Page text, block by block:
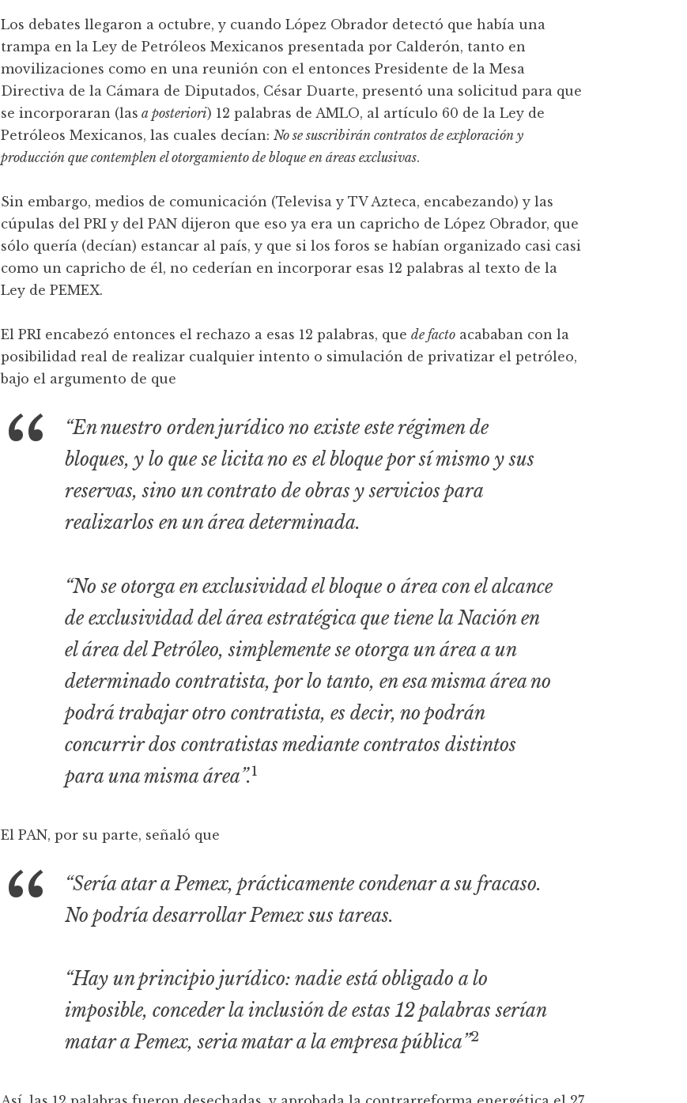
Los debates llegaron a octubre, y cuando López Obrador detectó que había una
trampa en la Ley de Petróleos Mexicanos presentada por Calderón, tanto en
movilizaciones como en una reunión con el entonces Presidente de la Mesa
Directiva de la Cámara de Diputados, César Duarte, presentó una solicitud para que
se incorporaran (las a posteriori) 12 palabras de AMLO, al artículo 60 de la Ley de
Petróleos Mexicanos, las cuales decían:No se suscribirán contratos de exploración y
producción que contemplen el otorgamiento de bloque en áreas exclusivas.
Sin embargo, medios de comunicación (Televisa y TV Azteca, encabezando) y las
cúpulas del PRI y del PAN dijeron que eso ya era un capricho de López Obrador, que
sólo quería (decían) estancar al país, y que si los foros se habían organizado casi casi
como un capricho de él, no cederían en incorporar esas 12 palabras al texto de la
Ley de PEMEX.
El PRI encabezó entonces el rechazo a esas 12 palabras, quede facto acababan con la
posibilidad real de realizar cualquier intento o simulación de privatizar el petróleo,
bajo el argumento de que
“En nuestro orden jurídico no existe este régimen de
bloques, y lo que se licita no es el bloque por sí mismo y sus
reservas, sino un contrato de obras y servicios para
realizarlos en un área determinada.
“No se otorga en exclusividad el bloque o área con el alcance
de exclusividad del área estratégica que tiene la Nación en
el área del Petróleo, simplemente se otorga un área a un
determinado contratista, por lo tanto, en esa misma área no
podrá trabajar otro contratista, es decir, no podrán
concurrir dos contratistas mediante contratos distintos
para una misma área”.1
El PAN, por su parte, señaló que
“Sería atar a Pemex, prácticamente condenar a su fracaso.
No podría desarrollar Pemex sus tareas.
“Hay un principio jurídico: nadie está obligado a lo
imposible, conceder la inclusión de estas 12 palabras serían
matar a Pemex, seria matar a la empresa pública”2